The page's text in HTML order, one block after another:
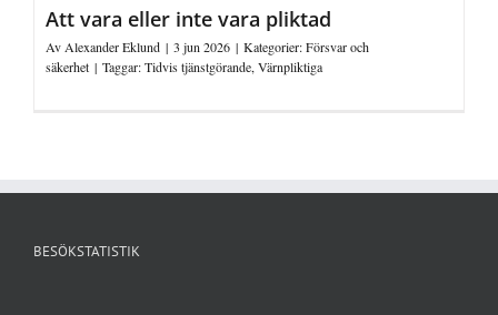
Att vara eller inte vara pliktad
Av Alexander Eklund | 3 jun 2026 | Kategorier:Försvar och
säkerhet | Taggar:Tidvis tjänstgörande, Värnpliktiga
BESÖKSTATISTIK